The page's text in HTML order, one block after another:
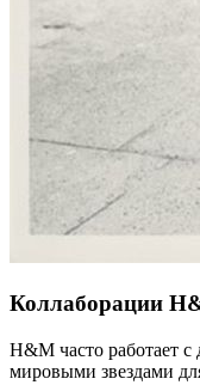
Коллаборации
H&M часто работает
мировыми звездами